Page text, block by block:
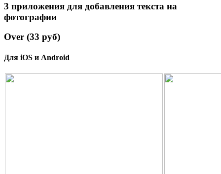
3 приложения для добавления текста на
фотографии
Over (33 руб)
Для iOS и Android